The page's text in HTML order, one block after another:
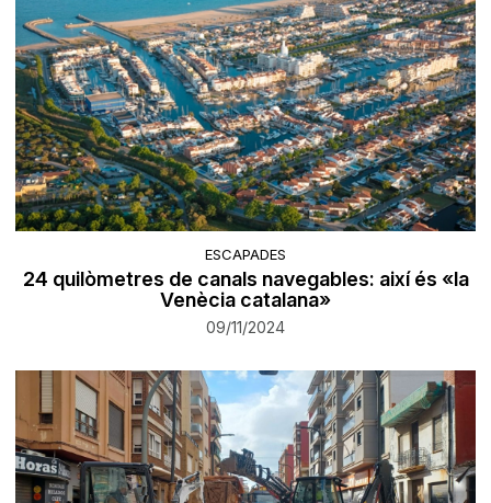
ESCAPADES
24 quilòmetres de canals navegables: així és «la
Venècia catalana»
09/11/2024